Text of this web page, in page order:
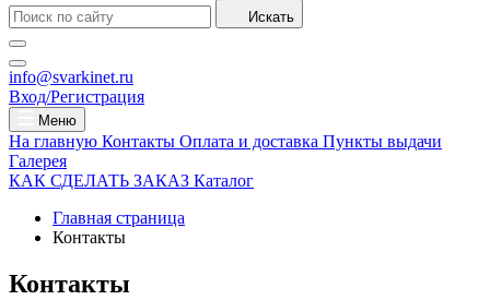
Искать
info@svarkinet.ru
Вход/Регистрация
Меню
На главную Контакты Оплата и доставка Пункты выдачи
Галерея
КАК СДЕЛАТЬ ЗАКАЗ Каталог
Главная страница
Контакты
Контакты